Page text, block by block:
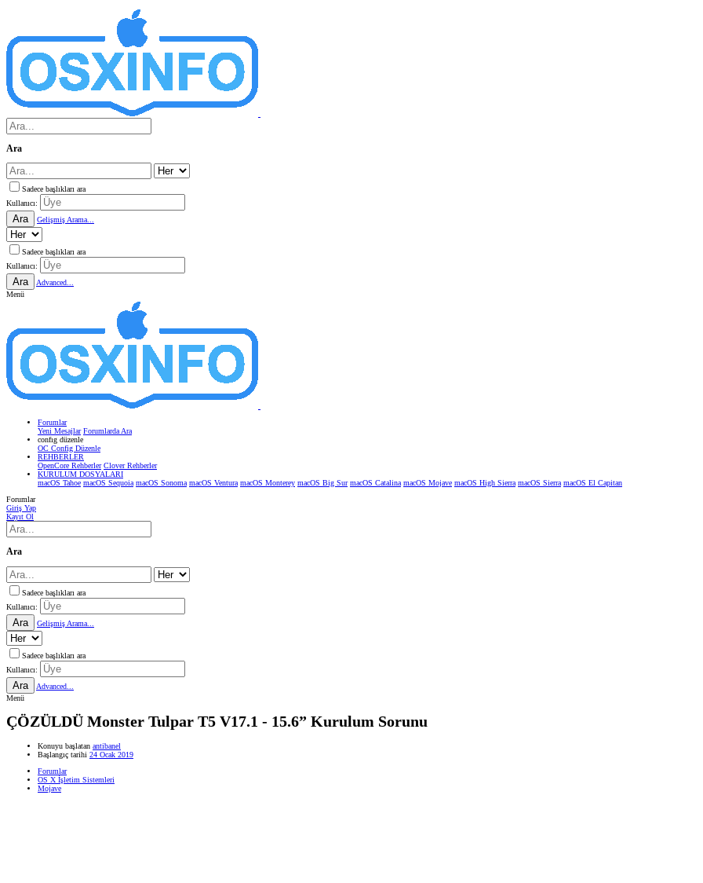
Ara
Sadece başlıkları ara
Kullanıcı:
Ara Gelişmiş Arama...
Sadece başlıkları ara
Kullanıcı:
Ara
Advanced...
Menü
Forumlar
Yeni Mesajlar Forumlarda Ara
confıg düzenle
OC Config Düzenle
REHBERLER
OpenCore Rehberler Clover Rehberler
KURULUM DOSYALARI
macOS Tahoe macOS Sequoia macOS Sonoma macOS Ventura macOS Monterey macOS Big Sur macOS Catalina macOS Mojave macOS High Sierra macOS Sierra macOS El Capitan
Forumlar
Giriş Yap
Kayıt Ol
Ara
Sadece başlıkları ara
Kullanıcı:
Ara Gelişmiş Arama...
Sadece başlıkları ara
Kullanıcı:
Ara
Advanced...
Menü
ÇÖZÜLDÜ Monster Tulpar T5 V17.1 - 15.6” Kurulum Sorunu
Konuyu başlatan antibanel
Başlangıç tarihi 24 Ocak 2019
Forumlar
OS X İşletim Sistemleri
Mojave